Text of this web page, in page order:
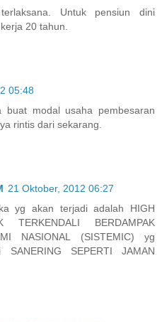
Untuk pensiun dini
20 tahun.
05:48
buat modal usaha pembesaran
rintis dari sekarang.
21 Oktober, 2012 06:27
yg akan terjadi adalah HIGH
BERDAMPAK
NASIONAL (SISTEMIC) yg
SEPERTI JAMAN